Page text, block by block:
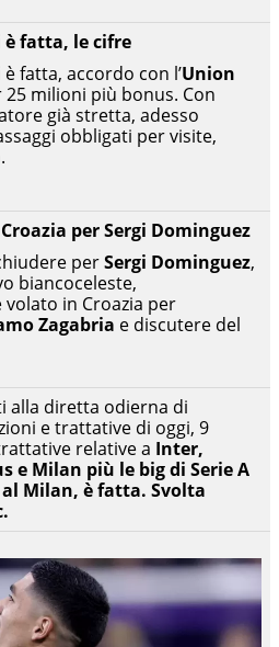
per Sergi Dominguez
perSergi Dominguez,
biancoceleste,
volato in Croazia per
Zagabria e discutere del
fatta, le cifre
è fatta, accordo con l’Union
25 milioni più bonus. Con
già stretta, adesso
obbligati per visite,
alla diretta odierna di
e trattative di oggi, 9
relative a Inter,
e Milan più le big di Serie A
al Milan, è fatta. Svolta